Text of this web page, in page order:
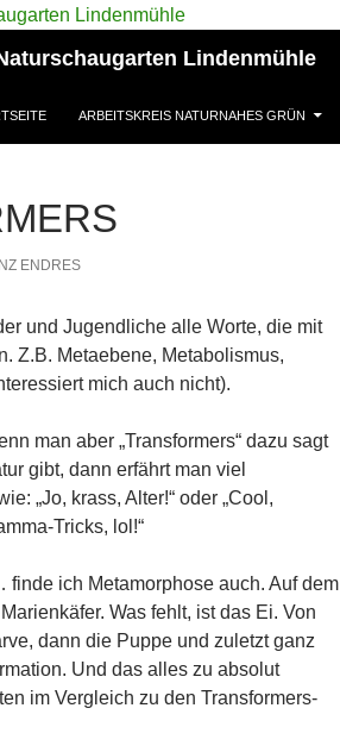
Lindenmühle
ARBEITSKREIS NATURNAHES GRÜN
ENDRES
und Jugendliche alle Worte, die mit
Z.B. Metaebene, Metabolismus,
mich auch nicht).
man aber „Transformers“ dazu sagt
gibt, dann erfährt man viel
„Jo, krass, Alter!“ oder „Cool,
Tricks, lol!“
ich Metamorphose auch. Auf dem
Was fehlt, ist das Ei. Von
dann die Puppe und zuletzt ganz
Und das alles zu absolut
im Vergleich zu den Transformers-